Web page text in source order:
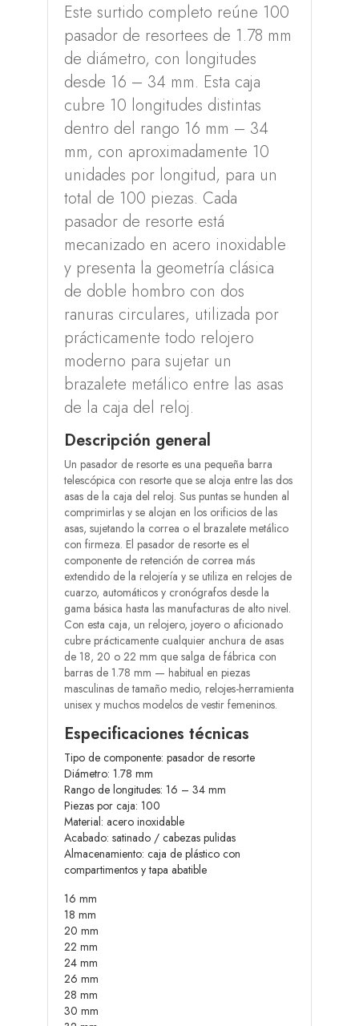
Este surtido completo reúne 100
pasador de resortees de 1.78 mm
de diámetro, con longitudes
desde 16 – 34 mm. Esta caja
cubre 10 longitudes distintas
dentro del rango 16 mm – 34
mm, con aproximadamente 10
unidades por longitud, para un
total de 100 piezas. Cada
pasador de resorte está
mecanizado en acero inoxidable
y presenta la geometría clásica
de doble hombro con dos
ranuras circulares, utilizada por
prácticamente todo relojero
moderno para sujetar un
brazalete metálico entre las asas
de la caja del reloj.
Descripción general
Un pasador de resorte es una pequeña barra
telescópica con resorte que se aloja entre las dos
asas de la caja del reloj. Sus puntas se hunden al
comprimirlas y se alojan en los orificios de las
asas, sujetando la correa o el brazalete metálico
con firmeza. El pasador de resorte es el
componente de retención de correa más
extendido de la relojería y se utiliza en relojes de
cuarzo, automáticos y cronógrafos desde la
gama básica hasta las manufacturas de alto nivel.
Con esta caja, un relojero, joyero o aficionado
cubre prácticamente cualquier anchura de asas
de 18, 20 o 22 mm que salga de fábrica con
barras de 1.78 mm — habitual en piezas
masculinas de tamaño medio, relojes-herramienta
unisex y muchos modelos de vestir femeninos.
Especificaciones técnicas
Tipo de componente: pasador de resorte
Diámetro: 1.78 mm
Rango de longitudes: 16 – 34 mm
Piezas por caja: 100
Material: acero inoxidable
Acabado: satinado / cabezas pulidas
Almacenamiento: caja de plástico con
compartimentos y tapa abatible
16 mm
18 mm
20 mm
22 mm
24 mm
26 mm
28 mm
30 mm